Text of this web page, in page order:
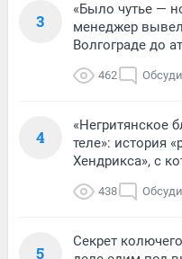
3
«Было чутье —
менеджер
Волгограде до
462
4
«Негритянское
теле»: история
Хендрикса», с
438
5
Секрет